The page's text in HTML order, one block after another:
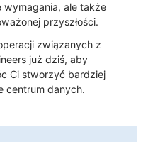
wymagania, ale także
przyszłości.
związanych z
już dziś, aby
Ci stworzyć bardziej
centrum danych.